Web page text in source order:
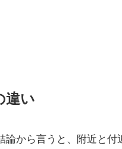
違い
論から言うと、附近と